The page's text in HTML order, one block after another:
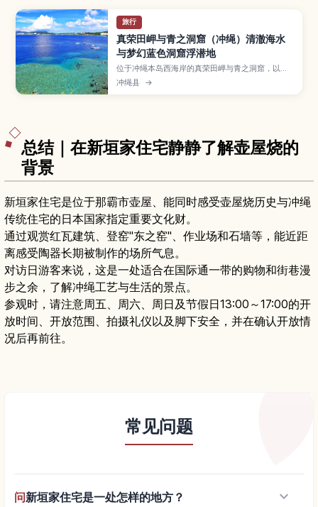
旅行
真荣田岬与青之洞窟（冲绳）清澈海水
与梦幻蓝色洞窟浮潜地
位于冲绳本岛西海岸的真荣田岬与青之洞窟，以透
明海水和梦幻蔚蓝光影而闻名，是人气浮潜与潜水
圣地。本文介绍报名前需了解的行程类型、适合初
冲绳县 →
总结｜在新垣家住宅静静了解壶屋烧的
背景
新垣家住宅是位于那霸市壶屋、能同时感受壶屋烧历史与冲绳
传统住宅的日本国家指定重要文化财。
通过观赏红瓦建筑、登窑"东之窑"、作业场和石墙等，能近距
离感受陶器长期被制作的场所气息。
对访日游客来说，这是一处适合在国际通一带的购物和街巷漫
步之余，了解冲绳工艺与生活的景点。
参观时，请注意周五、周六、周日及节假日13:00～17:00的开
放时间、开放范围、拍摄礼仪以及脚下安全，并在确认开放情
况后再前往。
常见问题
问新垣家住宅是一处怎样的地方？ keyboard_arrow_down